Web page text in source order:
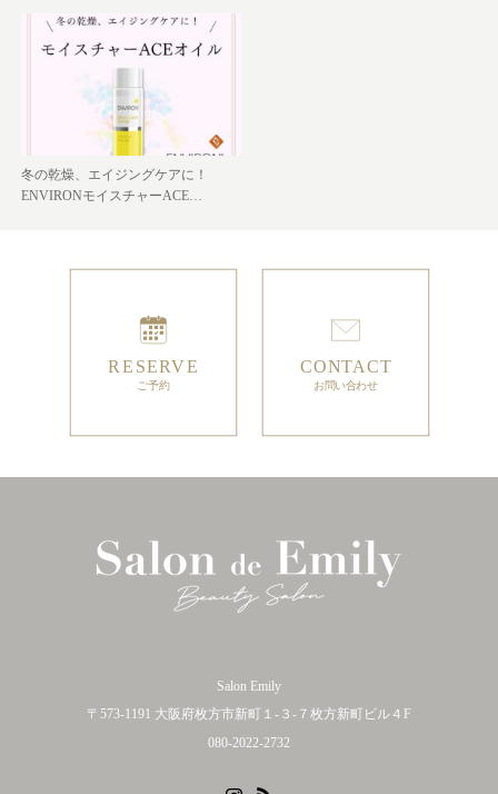
冬の乾燥、エイジングケアに！
ENVIRONモイスチャーACE…
Salon Emily
〒573-1191 大阪府枚方市新町１-３-７枚方新町ビル４F
080-2022-2732